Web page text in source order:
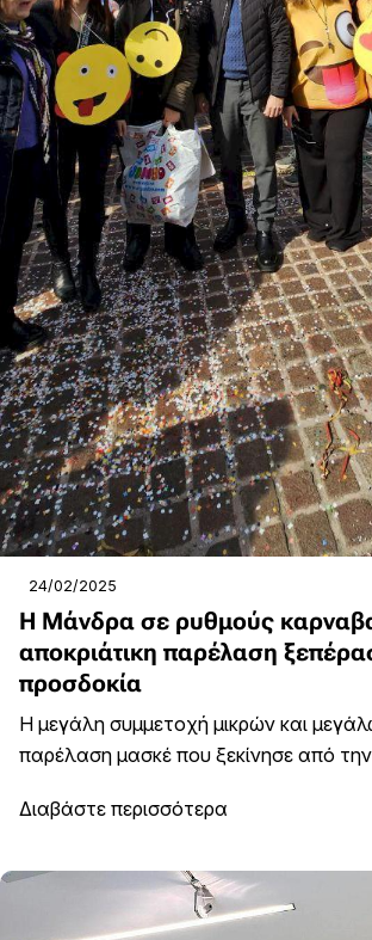
24/02/2025
Η Μάνδρα σε ρυθμούς
αποκριάτικη παρέλαση
προσδοκία
Η μεγάλη συμμετοχή μικρών και
παρέλαση μασκέ που ξεκίνησε από
Διαβάστε περισσότερα